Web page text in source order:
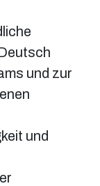
und zur
und